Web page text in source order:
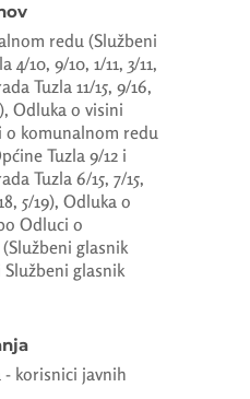
redu (Službeni
4/10, 9/10, 1/11, 3/11,
Tuzla 11/15, 9/16,
Odluka o visini
o komunalnom redu
Tuzla 9/12 i
Tuzla 6/15, 7/15,
5/19), Odluka o
Odluci o
glasnik
glasnik
- korisnici javnih